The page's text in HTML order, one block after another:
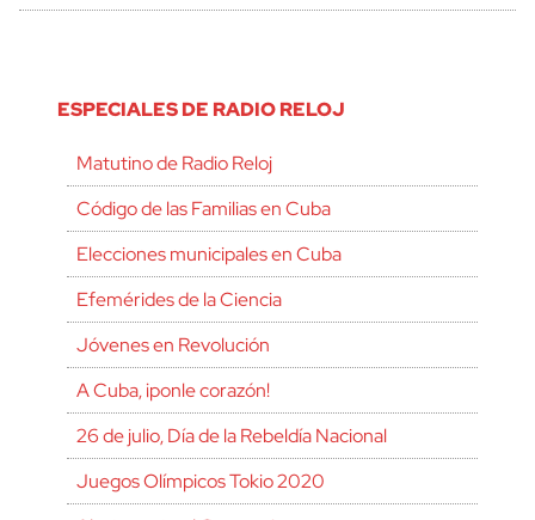
ESPECIALES DE RADIO RELOJ
Matutino de Radio Reloj
Código de las Familias en Cuba
Elecciones municipales en Cuba
Efemérides de la Ciencia
Jóvenes en Revolución
A Cuba, ¡ponle corazón!
26 de julio, Día de la Rebeldía Nacional
Juegos Olímpicos Tokio 2020